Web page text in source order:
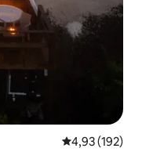
Průměrné
4,93 (192)